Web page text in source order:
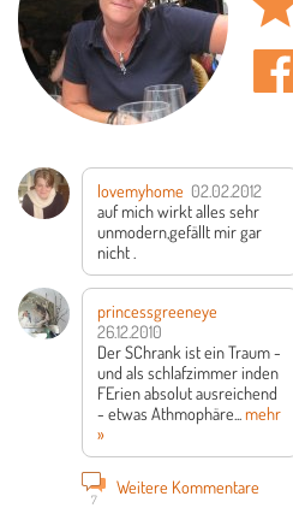
lovemyhome 02.02.2012
auf mich wirkt alles sehr
unmodern,gefällt mir gar
nicht .
princessgreeneye
26.12.2010
Der SChrank ist ein Traum -
und als schlafzimmer inden
FErien absolut ausreichend
- etwas Athmophäre...mehr
»
7
Weitere Kommentare